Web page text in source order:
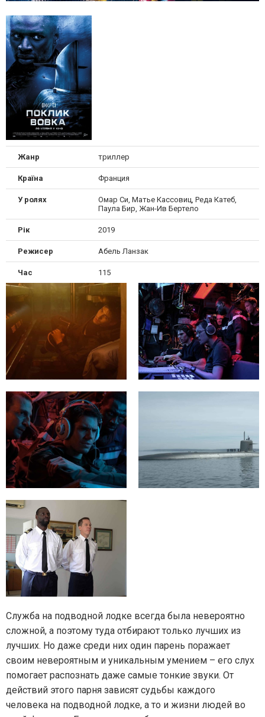
Жанр триллер
Країна Франция
У ролях
Омар Си, Матье Кассовиц, Реда Катеб,
Паула Бир, Жан-Ив Бертело
Рік 2019
Режисер Абель Ланзак
Час 115
Служба на подводной лодке всегда была невероятно
сложной, а поэтому туда отбирают только лучших из
лучших. Но даже среди них один парень поражает
своим невероятным и уникальным умением – его слух
помогает распознать даже самые тонкие звуки. От
действий этого парня зависят судьбы каждого
человека на подводной лодке, а то и жизни людей во